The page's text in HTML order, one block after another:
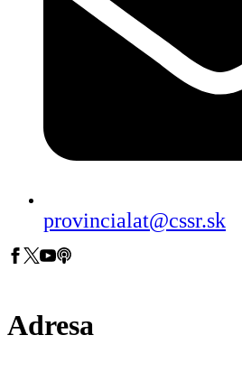
provincialat@cssr.sk
Adresa